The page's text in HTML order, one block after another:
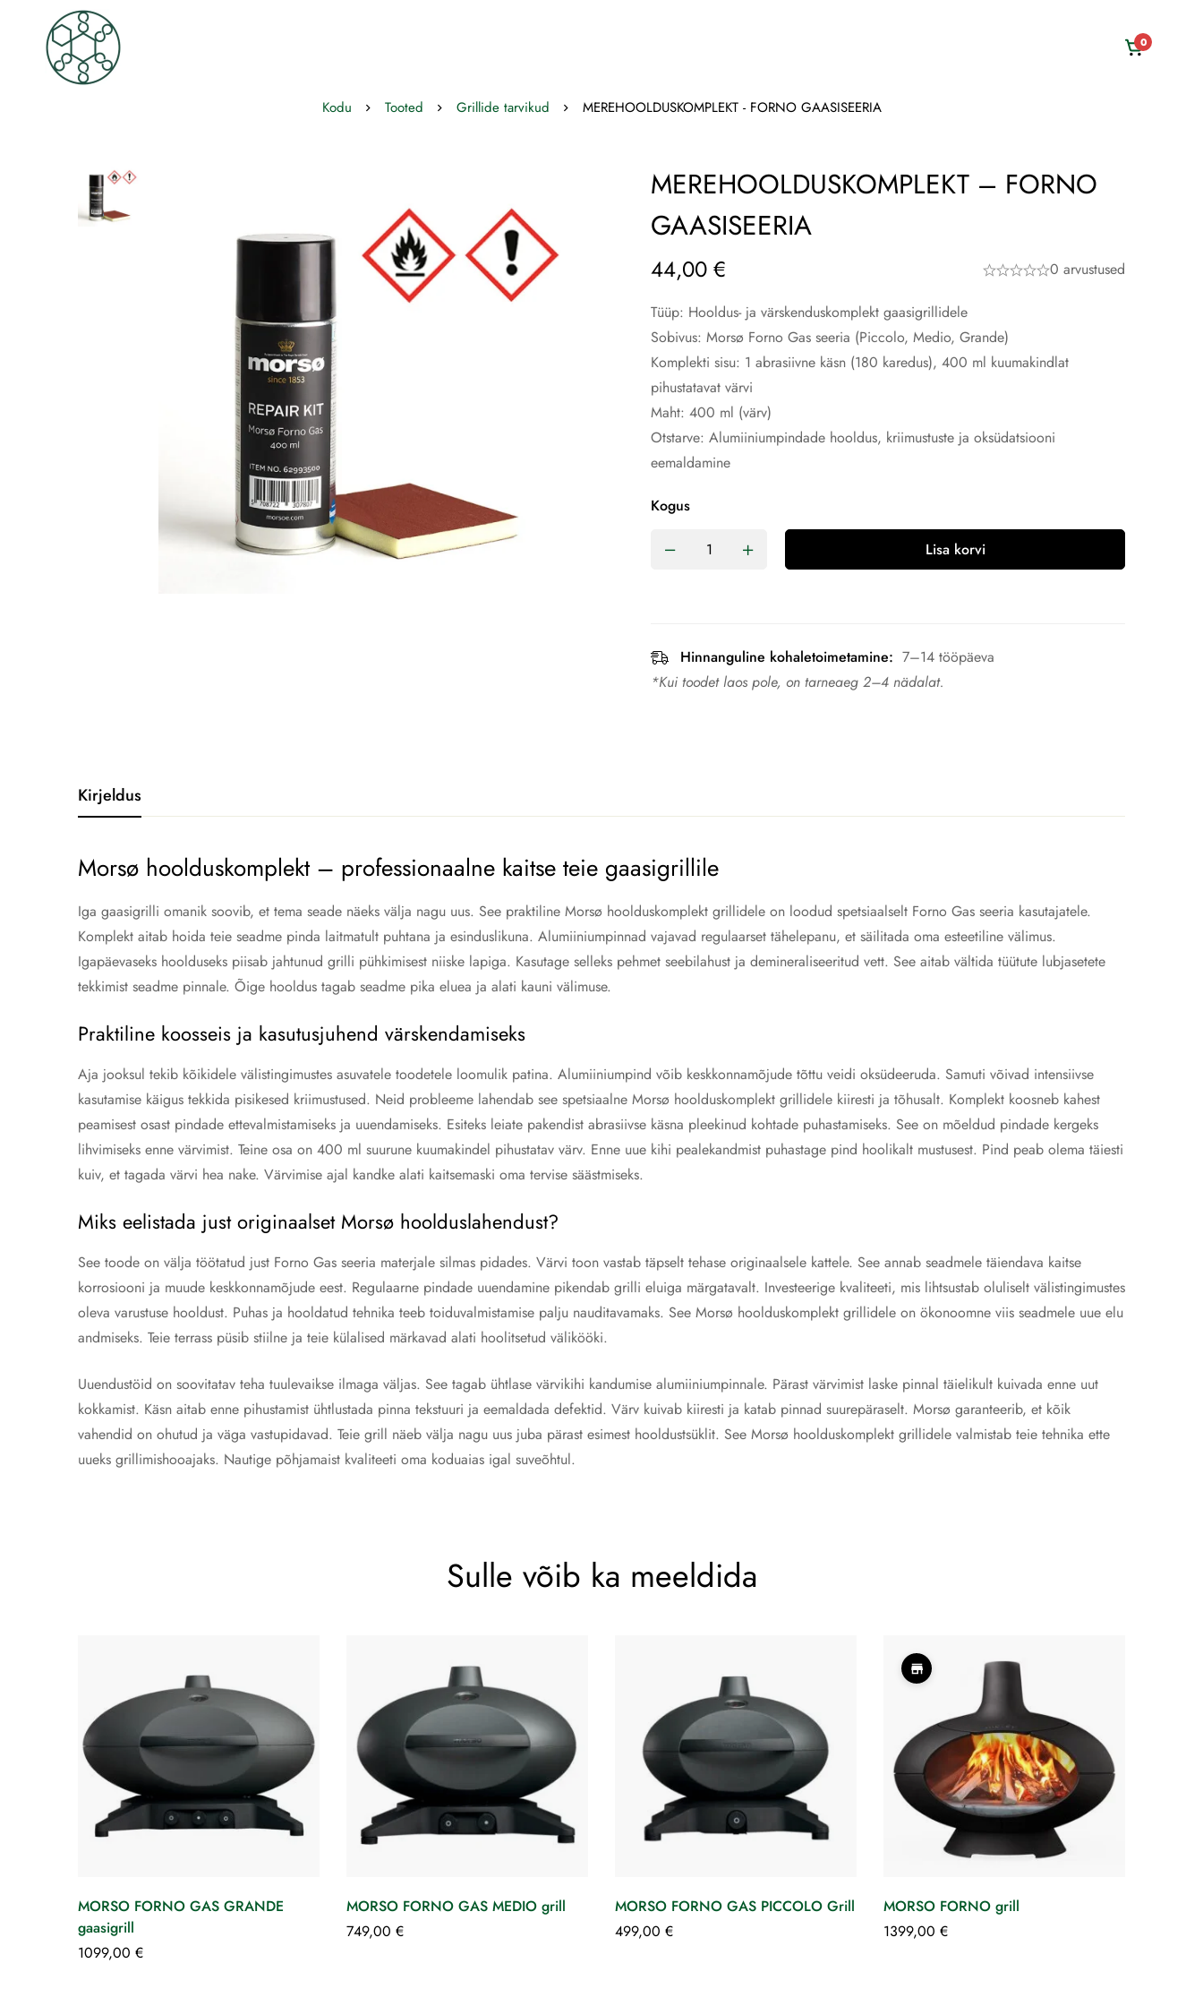
0
Kodu Tooted Grillide tarvikud MEREHOOLDUSKOMPLEKT - FORNO GAASISEERIA
MEREHOOLDUSKOMPLEKT – FORNO
GAASISEERIA
44,00 € 0 arvustused
Tüüp: Hooldus- ja värskenduskomplekt gaasigrillidele
Sobivus: Morsø Forno Gas seeria (Piccolo, Medio, Grande)
Komplekti sisu: 1 abrasiivne käsn (180 karedus), 400 ml kuumakindlat
pihustatavat värvi
Maht: 400 ml (värv)
Otstarve: Alumiiniumpindade hooldus, kriimustuste ja oksüdatsiooni
eemaldamine
Kogus
Lisa korvi
Hinnanguline kohaletoimetamine: 7–14 tööpäeva
*Kui toodet laos pole, on tarneaeg 2–4 nädalat.
Kirjeldus
Morsø hoolduskomplekt – professionaalne kaitse teie gaasigrillile
Iga gaasigrilli omanik soovib, et tema seade näeks välja nagu uus. See praktiline Morsø hoolduskomplekt grillidele on loodud spetsiaalselt Forno Gas seeria kasutajatele.
Komplekt aitab hoida teie seadme pinda laitmatult puhtana ja esinduslikuna. Alumiiniumpinnad vajavad regulaarset tähelepanu, et säilitada oma esteetiline välimus.
Igapäevaseks hoolduseks piisab jahtunud grilli pühkimisest niiske lapiga. Kasutage selleks pehmet seebilahust ja demineraliseeritud vett. See aitab vältida tüütute lubjasetete
tekkimist seadme pinnale. Õige hooldus tagab seadme pika eluea ja alati kauni välimuse.
Praktiline koosseis ja kasutusjuhend värskendamiseks
Aja jooksul tekib kõikidele välistingimustes asuvatele toodetele loomulik patina. Alumiiniumpind võib keskkonnamõjude tõttu veidi oksüdeeruda. Samuti võivad intensiivse
kasutamise käigus tekkida pisikesed kriimustused. Neid probleeme lahendab see spetsiaalne Morsø hoolduskomplekt grillidele kiiresti ja tõhusalt. Komplekt koosneb kahest
peamisest osast pindade ettevalmistamiseks ja uuendamiseks. Esiteks leiate pakendist abrasiivse käsna pleekinud kohtade puhastamiseks. See on mõeldud pindade kergeks
lihvimiseks enne värvimist. Teine osa on 400 ml suurune kuumakindel pihustatav värv. Enne uue kihi pealekandmist puhastage pind hoolikalt mustusest. Pind peab olema täiesti
kuiv, et tagada värvi hea nake. Värvimise ajal kandke alati kaitsemaski oma tervise säästmiseks.
Miks eelistada just originaalset Morsø hoolduslahendust?
See toode on välja töötatud just Forno Gas seeria materjale silmas pidades. Värvi toon vastab täpselt tehase originaalsele kattele. See annab seadmele täiendava kaitse
korrosiooni ja muude keskkonnamõjude eest. Regulaarne pindade uuendamine pikendab grilli eluiga märgatavalt. Investeerige kvaliteeti, mis lihtsustab oluliselt välistingimustes
oleva varustuse hooldust. Puhas ja hooldatud tehnika teeb toiduvalmistamise palju nauditavamaks. See Morsø hoolduskomplekt grillidele on ökonoomne viis seadmele uue elu
andmiseks. Teie terrass püsib stiilne ja teie külalised märkavad alati hoolitsetud välikööki.
Uuendustöid on soovitatav teha tuulevaikse ilmaga väljas. See tagab ühtlase värvikihi kandumise alumiiniumpinnale. Pärast värvimist laske pinnal täielikult kuivada enne uut
kokkamist. Käsn aitab enne pihustamist ühtlustada pinna tekstuuri ja eemaldada defektid. Värv kuivab kiiresti ja katab pinnad suurepäraselt. Morsø garanteerib, et kõik
vahendid on ohutud ja väga vastupidavad. Teie grill näeb välja nagu uus juba pärast esimest hooldustsüklit. See Morsø hoolduskomplekt grillidele valmistab teie tehnika ette
uueks grillimishooajaks. Nautige põhjamaist kvaliteeti oma koduaias igal suveõhtul.
Sulle võib ka meeldida
MORSO FORNO GAS GRANDE
gaasigrill
1099,00 €
MORSO FORNO GAS MEDIO grill
749,00 €
MORSO FORNO GAS PICCOLO Grill
499,00 €
MORSO FORNO grill
1399,00 €